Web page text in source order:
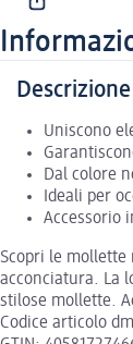
Uniscono
Dal colore
Ideali per
Accessorio
Scopri le
acconciatura. La
stilose mollette.
Codice articolo